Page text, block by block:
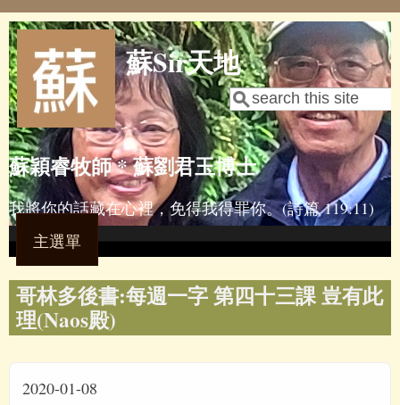
Skip to main content
蘇Sir天地
Search form
Search
蘇穎睿牧師 * 蘇劉君玉博士
我將你的話藏在心裡，免得我得罪你。(詩篇 119:11)
主選單
哥林多後書:每週一字 第四十三課 豈有此
理(Naos殿)
2020-01-08